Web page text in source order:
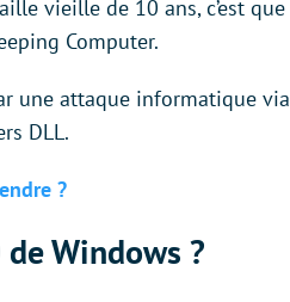
vieille de 10 ans, c’est que
Computer.
une attaque informatique via
DLL.
?
Windows ?